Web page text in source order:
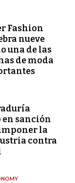
Fashion
nueve
una de las
de moda
sanción
la
contra